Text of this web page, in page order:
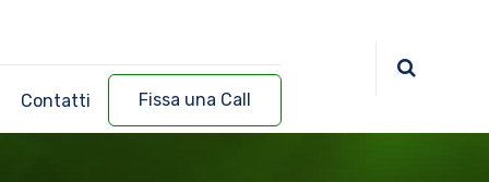
Contatti Fissa una Call